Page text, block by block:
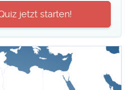
jetzt starten!